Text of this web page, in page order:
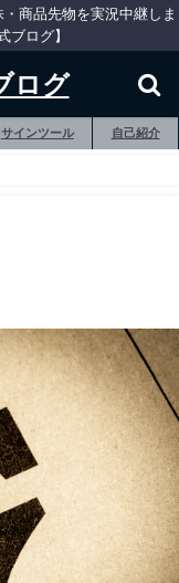
商品先物を実況中継しま
ブログ】
ログ
サインツール 自己紹介